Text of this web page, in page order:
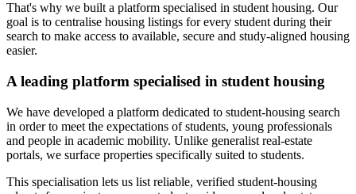
That's why we built a platform specialised in student housing. Our
goal is to centralise housing listings for every student during their
search to make access to available, secure and study-aligned housing
easier.
A leading platform specialised in student housing
We have developed a platform dedicated to student-housing search
in order to meet the expectations of students, young professionals
and people in academic mobility. Unlike generalist real-estate
portals, we surface properties specifically suited to students.
This specialisation lets us list reliable, verified student-housing